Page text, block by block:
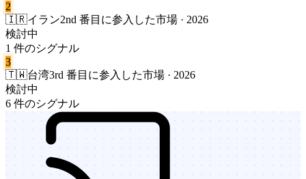
2
🇮🇷イラン2nd 番目に参入した市場 · 2026
検討中
1 件のシグナル
3
🇹🇼台湾3rd 番目に参入した市場 · 2026
検討中
6 件のシグナル